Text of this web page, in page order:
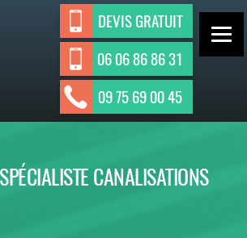
DEVIS GRATUIT
06 06 86 86 31
09 75 69 00 45
INDIVIDUEL ET
COLLECTIF
SPÉCIALISTE CANALISATIONS